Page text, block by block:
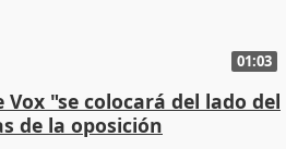
01:03
"se colocará del lado del
de la oposición